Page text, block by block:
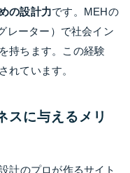
の設計力です。MEHの
レーター）で社会イン
持ちます。この経験
れています。
スに与えるメリ
計のプロが作るサイト